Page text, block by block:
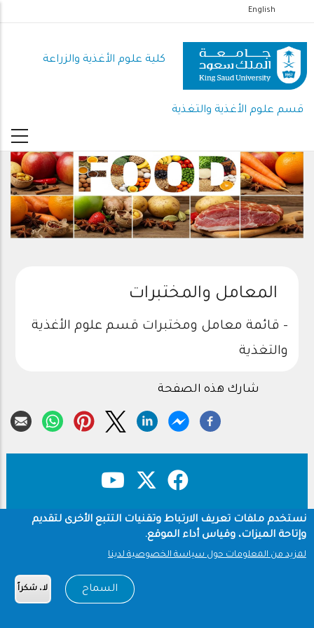
إلى
المحتوى
الرئيسي
English
كلية علوم الأغذية والزراعة
قسم علوم الأغذية والتغذية
المعامل والمختبرات
- قائمة معامل ومختبرات قسم علوم الأغذية
والتغذية
شارك هذه الصفحة
Footer حقوق النشر
سياسة الخصوصية
شروط الاستخدام
نستخدم ملفات تعريف الارتباط وتقنيات التتبع الأخرى لتقديم
وإتاحة الميزات، وقياس أداء الموقع.
لمزيد من المعلومات حول سياسة الخصوصية لدينا
السماح لا، شكراً